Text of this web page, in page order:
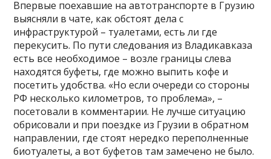
Впервые поехавшие на автотранспорте в Грузию
выясняли в чате, как обстоят дела с
инфраструктурой – туалетами, есть ли где
перекусить. По пути следования из Владикавказа
есть все необходимое – возле границы слева
находятся буфеты, где можно выпить кофе и
посетить удобства. «Но если очереди со стороны
РФ несколько километров, то проблема», –
посетовали в комментарии. Не лучше ситуацию
обрисовали и при поездке из Грузии в обратном
направлении, где стоят нередко переполненные
биотуалеты, а вот буфетов там замечено не было.